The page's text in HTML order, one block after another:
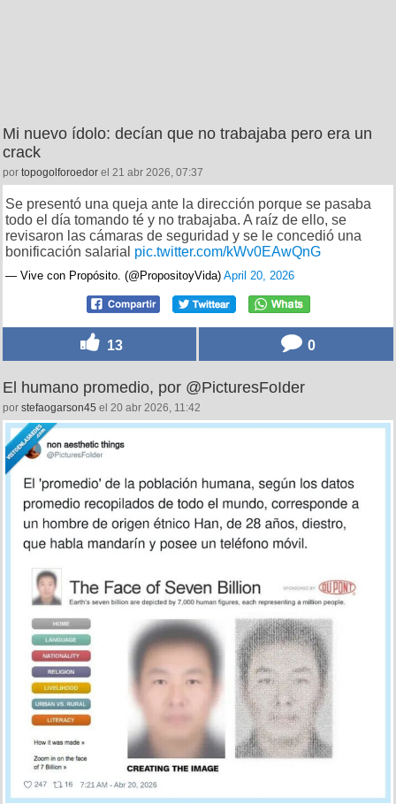
Mi nuevo ídolo: decían que no trabajaba pero era un
crack
por topogolforoedor el 21 abr 2026, 07:37
Se presentó una queja ante la dirección porque se pasaba
todo el día tomando té y no trabajaba. A raíz de ello, se
revisaron las cámaras de seguridad y se le concedió una
bonificación salarial pic.twitter.com/kWv0EAwQnG
— Vive con Propósito. (@PropositoyVida) April 20, 2026
13 0
El humano promedio, por @PicturesFoIder
por stefaogarson45 el 20 abr 2026, 11:42